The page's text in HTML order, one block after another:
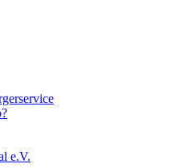
e.V.